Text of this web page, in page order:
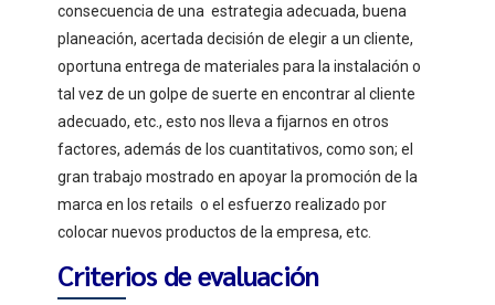
consecuencia de una estrategia adecuada, buena
planeación, acertada decisión de elegir a un cliente,
oportuna entrega de materiales para la instalación o
tal vez de un golpe de suerte en encontrar al cliente
adecuado, etc., esto nos lleva a fijarnos en otros
factores, además de los cuantitativos, como son; el
gran trabajo mostrado en apoyar la promoción de la
marca en los retails o el esfuerzo realizado por
colocar nuevos productos de la empresa, etc.
Criterios de evaluación